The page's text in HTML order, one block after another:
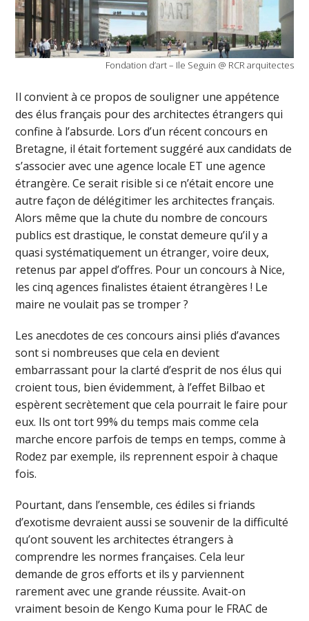
Fondation d’art – Ile Seguin @ RCR arquitectes
Il convient à ce propos de souligner une appétence
des élus français pour des architectes étrangers qui
confine à l’absurde. Lors d’un récent concours en
Bretagne, il était fortement suggéré aux candidats de
s’associer avec une agence locale ET une agence
étrangère. Ce serait risible si ce n’était encore une
autre façon de délégitimer les architectes français.
Alors même que la chute du nombre de concours
publics est drastique, le constat demeure qu’il y a
quasi systématiquement un étranger, voire deux,
retenus par appel d’offres. Pour un concours à Nice,
les cinq agences finalistes étaient étrangères ! Le
maire ne voulait pas se tromper ?
Les anecdotes de ces concours ainsi pliés d’avances
sont si nombreuses que cela en devient
embarrassant pour la clarté d’esprit de nos élus qui
croient tous, bien évidemment, à l’effet Bilbao et
espèrent secrètement que cela pourrait le faire pour
eux. Ils ont tort 99% du temps mais comme cela
marche encore parfois de temps en temps, comme à
Rodez par exemple, ils reprennent espoir à chaque
fois.
Pourtant, dans l’ensemble, ces édiles si friands
d’exotisme devraient aussi se souvenir de la difficulté
qu’ont souvent les architectes étrangers à
comprendre les normes françaises. Cela leur
demande de gros efforts et ils y parviennent
rarement avec une grande réussite. Avait-on
vraiment besoin de Kengo Kuma pour le FRAC de